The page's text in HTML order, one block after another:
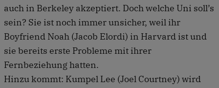
auch in Berkeley akzeptiert. Doch welche Uni soll’s
sein? Sie ist noch immer unsicher, weil ihr
Boyfriend Noah (Jacob Elordi) in Harvard ist und
sie bereits erste Probleme mit ihrer
Fernbeziehung hatten.
Hinzu kommt: Kumpel Lee (Joel Courtney) wird